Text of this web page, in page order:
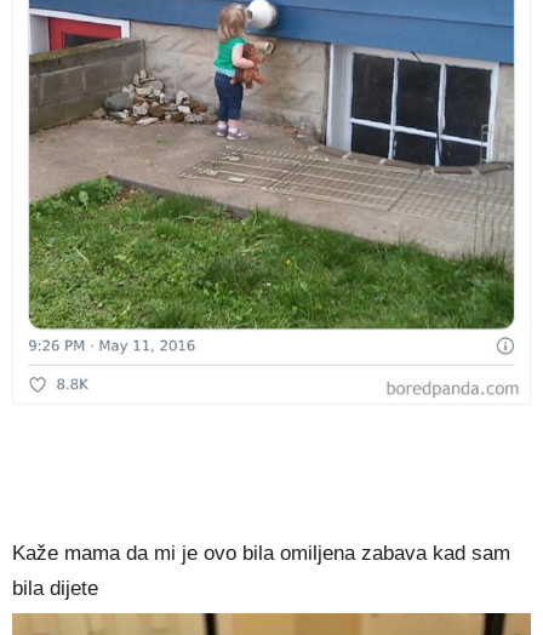
Kaže mama da mi je ovo bila omiljena zabava kad sam
bila dijete